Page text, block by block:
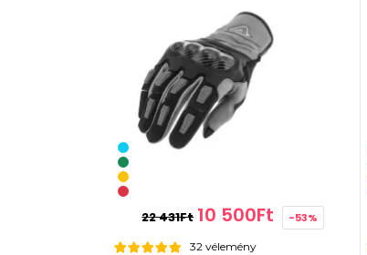
22 431Ft 10 500Ft -53%
32 vélemény